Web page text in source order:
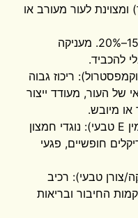
לעור מעורב או
* חומצה אולאית (אומגה 9): כ-15%–20%. מעניקה
להכביד.
ריכוז גבוה
של העור, מעודד ייצור
או מיובש.
* טוקופרולים וטוקוטריאנולים (ויטמין E טבעי): נוגדי חמצון
חופשיים, פגעי
צורן טבעי): רכיב
החיבור ובריאות